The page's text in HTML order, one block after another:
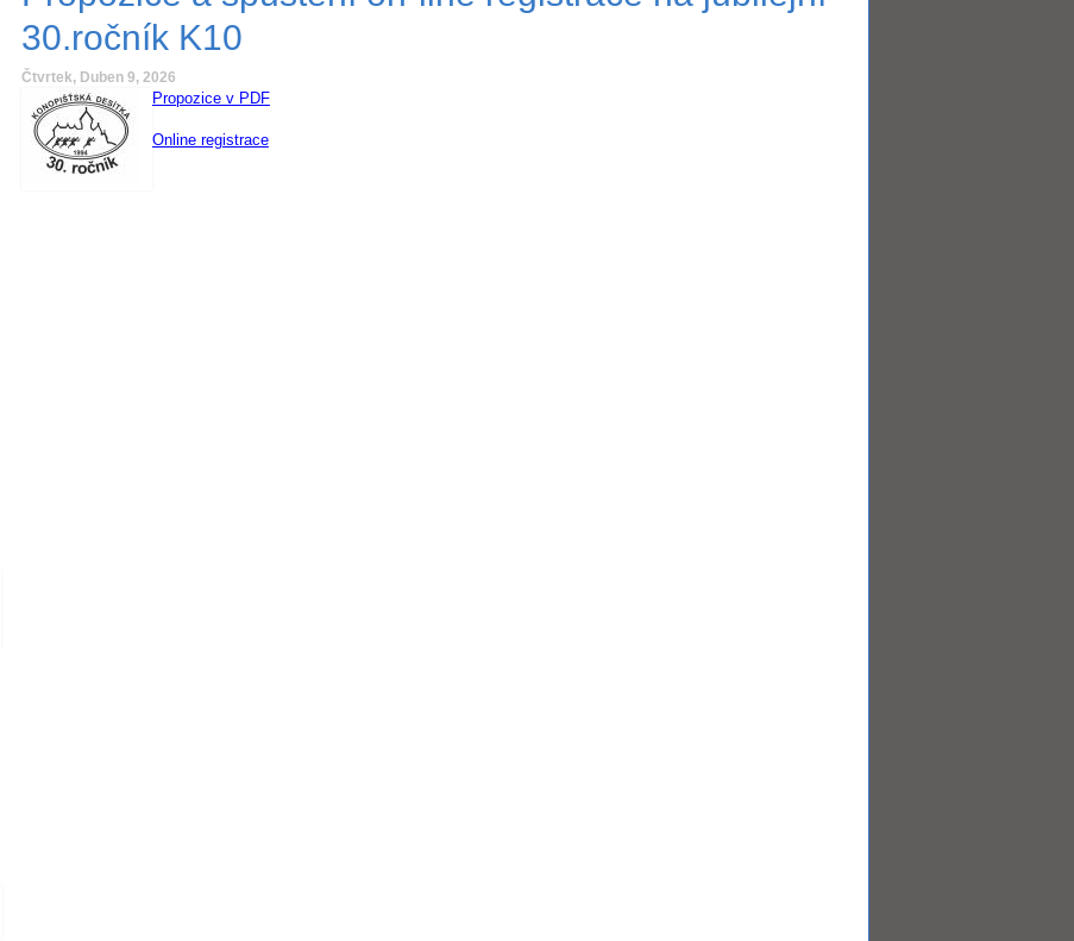
30.ročník K10
Čtvrtek, Duben 9, 2026
Propozice v PDF
Online registrace